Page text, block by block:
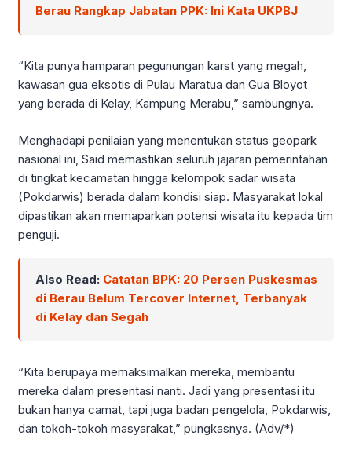
Berau Rangkap Jabatan PPK: Ini Kata UKPBJ
“Kita punya hamparan pegunungan karst yang megah,
kawasan gua eksotis di Pulau Maratua dan Gua Bloyot
yang berada di Kelay, Kampung Merabu,” sambungnya.
Menghadapi penilaian yang menentukan status geopark
nasional ini, Said memastikan seluruh jajaran pemerintahan
di tingkat kecamatan hingga kelompok sadar wisata
(Pokdarwis) berada dalam kondisi siap. Masyarakat lokal
dipastikan akan memaparkan potensi wisata itu kepada tim
penguji.
Also Read: Catatan BPK: 20 Persen Puskesmas
di Berau Belum Tercover Internet, Terbanyak
di Kelay dan Segah
“Kita berupaya memaksimalkan mereka, membantu
mereka dalam presentasi nanti. Jadi yang presentasi itu
bukan hanya camat, tapi juga badan pengelola, Pokdarwis,
dan tokoh-tokoh masyarakat,” pungkasnya. (Adv/*)